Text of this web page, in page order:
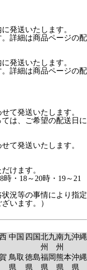
発送いたします。
詳細は商品ページの配
発送いたします。
詳細は商品ページの配
て発送いたします。
は、ご希望の配送日に
て発送いたします。
けます。
・18～20時・19～21
況等の事情により指定
います。）
中国 四国北九
州
南九
州
沖縄
鳥取
県
徳島
県
福岡
県
熊本
県
沖縄
県